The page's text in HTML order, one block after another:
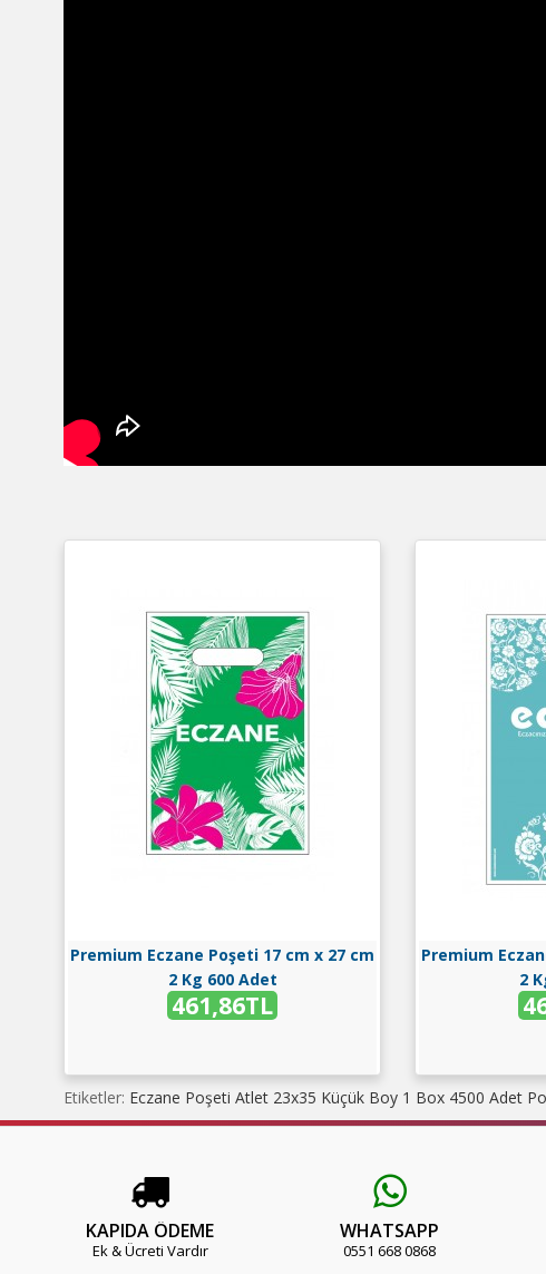
Premium Eczane Poşeti 17 cm x 27 cm
2 Kg 600 Adet
461,86TL
Premium
2
Etiketler: Eczane Poşeti Atlet 23x35 Küçük Boy 1 Box 4500 Adet
KAPIDA ÖDEME
Ek & Ücreti Vardır
WHATSAPP
0551 668 0868